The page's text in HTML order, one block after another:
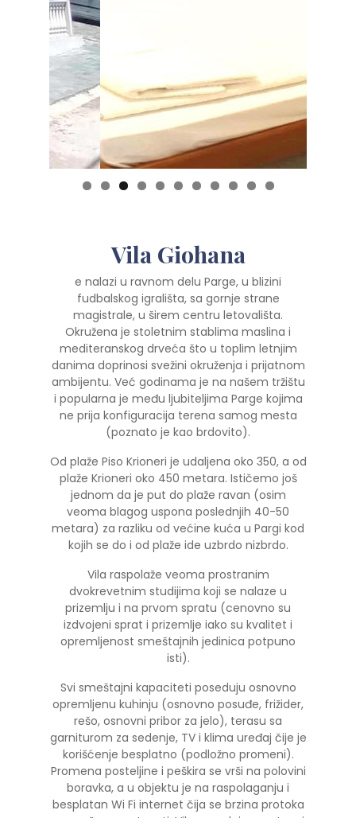
0 1
Vila Giohana
e nalazi u ravnom delu Parge, u blizini
fudbalskog igrališta, sa gornje strane
magistrale, u širem centru letovališta.
Okružena je stoletnim stablima maslina i
mediteranskog drveća što u toplim letnjim
danima doprinosi svežini okruženja i prijatnom
ambijentu. Već godinama je na našem tržištu
i popularna je među ljubiteljima Parge kojima
ne prija konfiguracija terena samog mesta
(poznato je kao brdovito).
Od plaže Piso Krioneri je udaljena oko 350, a od
plaže Krioneri oko 450 metara. Ističemo još
jednom da je put do plaže ravan (osim
veoma blagog uspona poslednjih 40-50
metara) za razliku od većine kuća u Pargi kod
kojih se do i od plaže ide uzbrdo nizbrdo.
Vila raspolaže veoma prostranim
dvokrevetnim studijima koji se nalaze u
prizemlju i na prvom spratu (cenovno su
izdvojeni sprat i prizemlje iako su kvalitet i
opremljenost smeštajnih jedinica potpuno
isti).
Svi smeštajni kapaciteti poseduju osnovno
opremljenu kuhinju (osnovno posuđe, frižider,
rešo, osnovni pribor za jelo), terasu sa
garniturom za sedenje, TV i klima uređaj čije je
korišćenje besplatno (podložno promeni).
Promena posteljine i peškira se vrši na polovini
boravka, a u objektu je na raspolaganju i
besplatan Wi Fi internet čija se brzina protoka